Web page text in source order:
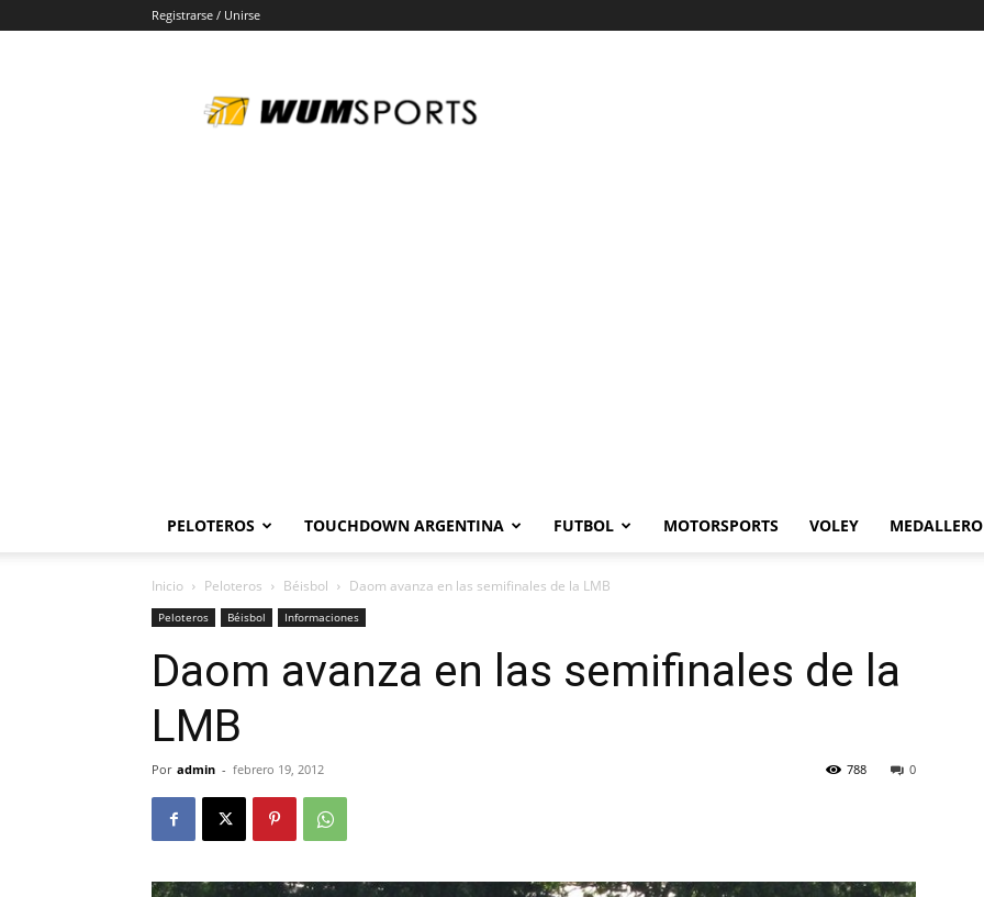
Registrarse / Unirse
PELOTEROS TOUCHDOWN ARGENTINA FUTBOL MOTORSPORTS VOLEY MEDALLERO
Inicio Peloteros Béisbol Daom avanza en las semifinales de la LMB
Peloteros Béisbol Informaciones
Daom avanza en las semifinales de la
LMB
Por admin - febrero 19, 2012 0
788